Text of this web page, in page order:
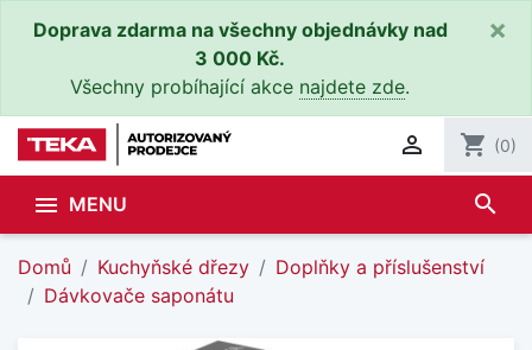
Doprava zdarma na všechny objednávky nad
3 000 Kč.
Všechny probíhající akce najdete zde.
×
 shopping_cart (0)
 MENU search
Domů Kuchyňské dřezy
Doplňky a příslušenství
Dávkovače saponátu